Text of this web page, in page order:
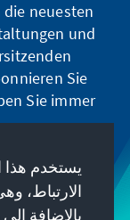
neuesten
und
Sie
Sie immer
يستخدم هذا
الارتباط،
بالإضافة